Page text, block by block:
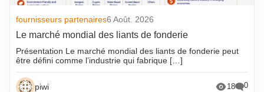
fournisseurs partenaires6 Août. 2026
Le marché mondial des liants de fonderie
Présentation Le marché mondial des liants de fonderie peut
être défini comme l’industrie qui fabrique […]
piwi 18 0